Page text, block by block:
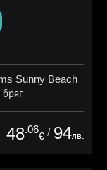
Sunny Beach
48.06
€ / 94лв.